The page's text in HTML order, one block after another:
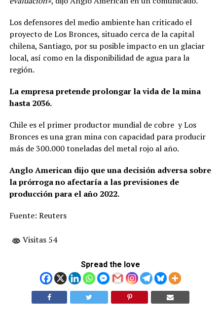
Los defensores del medio ambiente han criticado el
proyecto de Los Bronces, situado cerca de la capital
chilena, Santiago, por su posible impacto en un glaciar
local, así como en la disponibilidad de agua para la
región.
La empresa pretende prolongar la vida de la mina
hasta 2036.
Chile es el primer productor mundial de cobre y Los
Bronces es una gran mina con capacidad para producir
más de 300.000 toneladas del metal rojo al año.
Anglo American dijo que una decisión adversa sobre
la prórroga no afectaría a las previsiones de
producción para el año 2022.
Fuente: Reuters
Visitas 54
Spread the love